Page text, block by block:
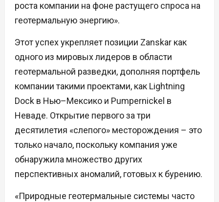
роста компании на фоне растущего спроса на
геотермальную энергию».
Этот успех укрепляет позиции Zanskar как
одного из мировых лидеров в области
геотермальной разведки, дополняя портфель
компании такими проектами, как Lightning
Dock в Нью–Мексико и Pumpernickel в
Неваде. Открытие первого за три
десятилетия «слепого» месторождения – это
только начало, поскольку компания уже
обнаружила множество других
перспективных аномалий, готовых к бурению.
«Природные геотермальные системы часто